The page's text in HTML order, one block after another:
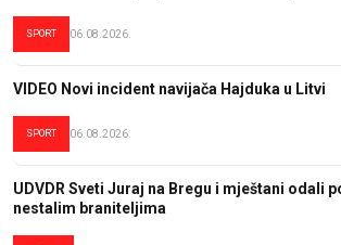
SPORT 06.08.2026.
VIDEO Novi incident navijača Hajduka u Litvi
SPORT 06.08.2026.
UDVDR Sveti Juraj na Bregu i mještani odali
nestalim braniteljima